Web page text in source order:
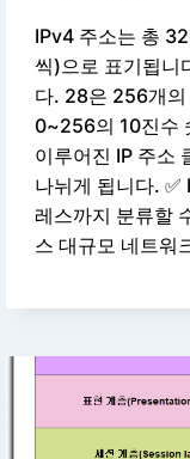
IPv4 주소는 총
씩)으로 표기됩니
다. 28은 256개의
0~256의 10진수
이루어진 IP 주소
나뉘게 됩니다.
레스까지 분류할
스 대규모 네트워